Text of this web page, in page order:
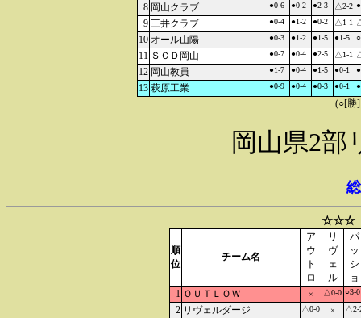
8 岡山クラブ ●0-6 ●0-2 ●2-3 △2-2
9 三井クラブ ●0-4 ●1-2 ●0-2 △1-1
10 オール山陽 ●0-3 ●1-2 ●1-5 ●1-5
11 ＳＣＤ岡山 ●0-7 ●0-4 ●2-5 △1-1
12 岡山教員 ●1-7 ●0-4 ●1-5 ●0-1
13 萩原工業 ●0-9 ●0-4 ●0-3 ●0-1
(○[勝
岡山県2部
☆☆☆
順
位
チーム名
ア
ウ
ト
ロ
リ
ヴ
ェ
ル
パ
ッ
シ
ョ
1 ＯＵＴＬＯＷ × △0-0 ○3-0
2 リヴェルダージ △0-0 × △2-